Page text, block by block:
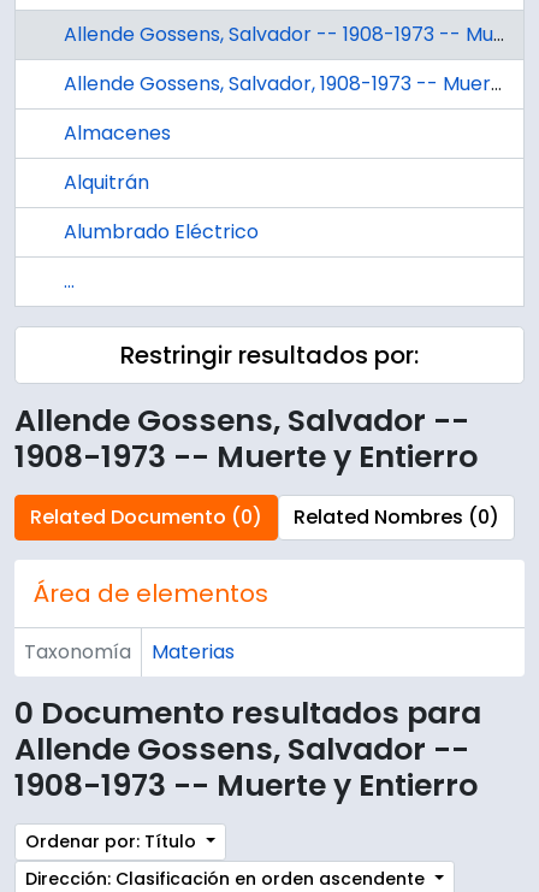
Allende Gossens, Salvador -- 1908-1973 -- Muerte y Entierro
Allende Gossens, Salvador, 1908-1973 -- Muerte y Entierro
Almacenes
Alquitrán
Alumbrado Eléctrico
...
Restringir resultados por:
Allende Gossens, Salvador --
1908-1973 -- Muerte y Entierro
Related Documento (0) Related Nombres (0)
Área de elementos
Taxonomía Materias
0 Documento resultados para
Allende Gossens, Salvador --
1908-1973 -- Muerte y Entierro
Ordenar por: Título
Dirección: Clasificación en orden ascendente